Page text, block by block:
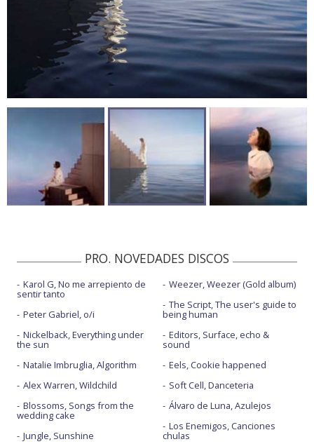
PRO. NOVEDADES DISCOS
Karol G, No me arrepiento de
sentir tanto
Peter Gabriel, o/i
Nickelback, Everything under
the sun
Natalie Imbruglia, Algorithm
Alex Warren, Wildchild
Blossoms, Songs from the
wedding cake
Jungle, Sunshine
Weezer, Weezer (Gold album)
The Script, The user's guide to
being human
Editors, Surface, echo &
sound
Eels, Cookie happened
Soft Cell, Danceteria
Álvaro de Luna, Azulejos
Los Enemigos, Canciones
chulas